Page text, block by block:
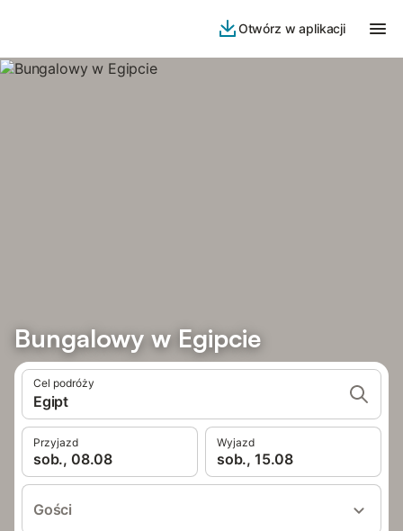
Otwórz w aplikacji
Bungalowy w Egipcie
Cel podróży
Egipt
Przyjazd
sob., 08.08
Wyjazd
sob., 15.08
Gości